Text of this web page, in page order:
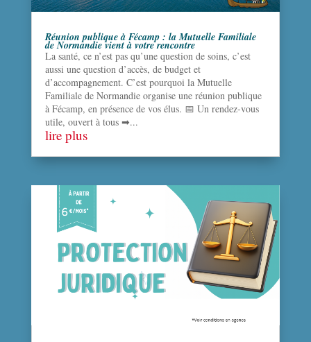
Réunion publique à Fécamp : la Mutuelle Familiale
de Normandie vient à votre rencontre
La santé, ce n’est pas qu’une question de soins, c’est
aussi une question d’accès, de budget et
d’accompagnement. C’est pourquoi la Mutuelle
Familiale de Normandie organise une réunion publique
à Fécamp, en présence de vos élus. 📅 Un rendez-vous
utile, ouvert à tous ➡...
lire plus